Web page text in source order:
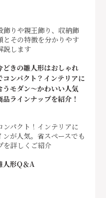
飾りや親王飾り、収納飾
とその特徴を分かりやす
説します
どきの雛人形はおしゃれ
コンパクト？インテリアに
うモダン～かわいい人気
品ラインナップを紹介！
パクト！インテリアに
が人気。省スペースでも
を詳しくご紹介
人形Q＆A